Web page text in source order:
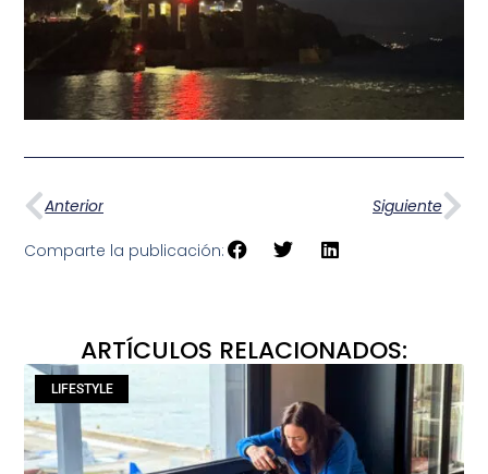
Anterior Siguiente
Comparte la publicación:
ARTÍCULOS RELACIONADOS:
LIFESTYLE